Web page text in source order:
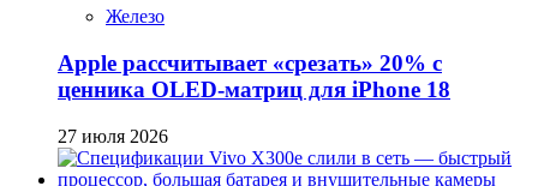
Железо
Apple рассчитывает «срезать» 20% с
ценника OLED-матриц для iPhone 18
27 июля 2026